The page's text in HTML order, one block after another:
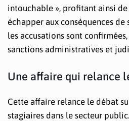
intouchable », profitant ainsi
échapper aux conséquences de
les accusations sont
sanctions administratives et
Une affaire qui relance
Cette affaire relance le débat
stagiaires dans le secteur